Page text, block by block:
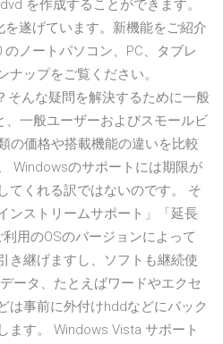
を作成することができます。
遂げています。新機能をご紹介
ノートパソコン、PC、タブレ
ナップをご覧ください。
そんな疑問を解決するために一般
一般ユーザーおよびスモールビ
の価格や搭載機能の違いを比較
Windowsのサポートには期限が
てくれる訳ではないのです。 そ
ンストリームサポート」「延長
用のOSのバージョンによって
き継げますし、ソフトも継続使
ータ、たとえばワードやエクセ
は事前に外付けhddなどにバック
ます。 Windows Vista サポート